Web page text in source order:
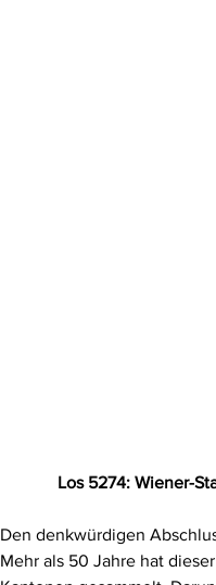
Los 5274: Wiener-
Den denkwürdigen
Mehr als 50 Jahre hat